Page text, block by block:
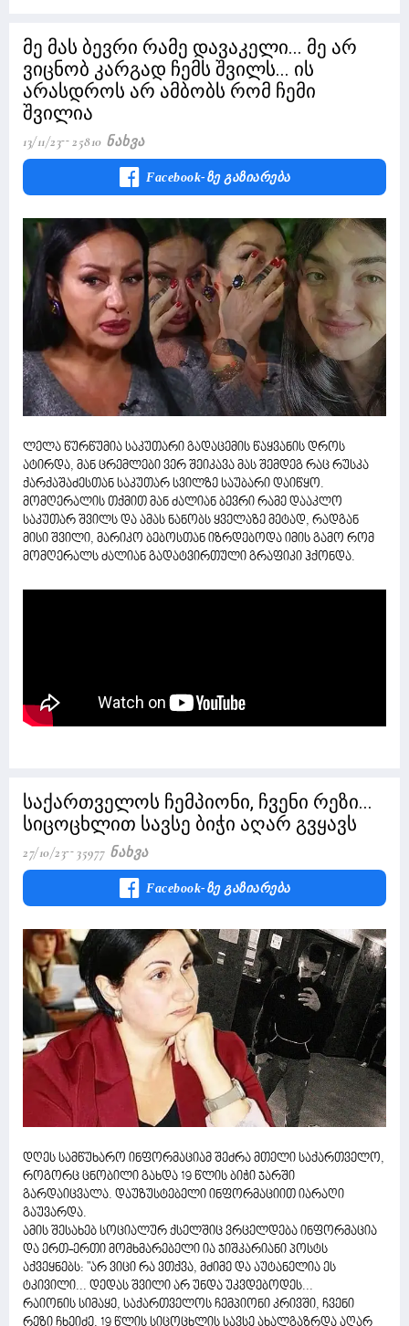
მე მას ბევრი რამე დავაკელი... მე არ
ვიცნობ კარგად ჩემს შვილს... ის
არასდროს არ ამბობს რომ ჩემი
შვილია
13/11/23 25810 Ნახვა
Facebook-Ზე Გაზიარება
ლელა წურწუმია საკუთარი გადაცემის წაყვანის დროს
ატირდა, მან ცრემლები ვერ შეიკავა მას შემდეგ რაც რუსკა
ქარქაშაძესთან საკუთარ სვილზე საუბარი დაიწყო.
მომღერალის თქმით მან ძალიან ბევრი რამე დააკლო
საკუთარ შვილს და ამას ნანობს ყველაზე მეტად, რადგან
მისი შვილი, მარიკო ბებოსთან იზრდებოდა იმის გამო რომ
მომღერალს ძალიან გადატვირთული გრაფიკი ჰქონდა.
საქართველოს ჩემპიონი, ჩვენი რეზი...
სიცოცხლით სავსე ბიჭი აღარ გვყავს
27/10/23 35977 Ნახვა
Facebook-Ზე Გაზიარება
დღეს სამწუხარო ინფორმაციამ შეძრა მთელი საქართველო,
როგორც ცნობილი გახდა 19 წლის ბიჭი ჯარში
გარდაიცვალა. დაუზუსტებელი ინფორმაციით იარაღი
გაუვარდა.
ამის შესახებ სოციალურ ქსელშიც ვრცელდება ინფორმაცია
და ერთ-ერთი მომხმარებელი ია ჯიშკარიანი პოსტს
აქვეყნებს: "არ ვიცი რა ვთქვა, მძიმე და აუტანელია ეს
ტკივილი... დედას შვილი არ უნდა უკვდებოდეს...
რაიონის სიმაყე, საქართველოს ჩემპიონი კრივში, ჩვენი
რეზი ჩხეიძე, 19 წლის სიცოცხლის სავსე ახალგაზრდა აღარ